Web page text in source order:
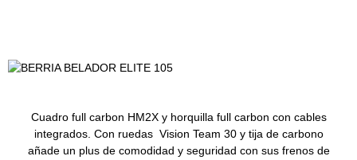
Cuadro full carbon HM2X y horquilla full carbon con cables
integrados. Con ruedas Vision Team 30 y tija de carbono
añade un plus de comodidad y seguridad con sus frenos de